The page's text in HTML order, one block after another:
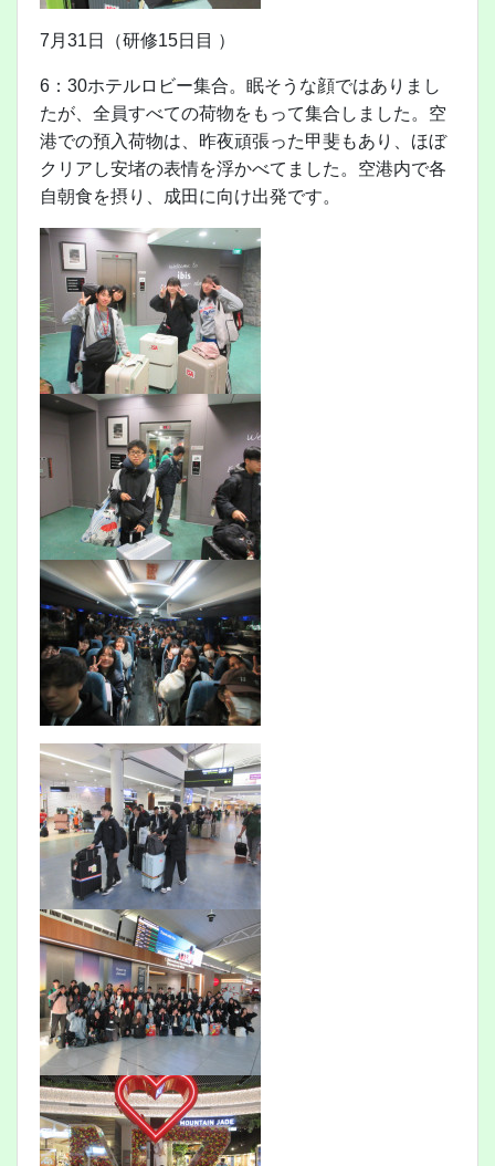
7月31日（研修15日目 ）
6：30ホテルロビー集合。眠そうな顔ではありまし
たが、全員すべての荷物をもって集合しました。空
港での預入荷物は、昨夜頑張った甲斐もあり、ほぼ
クリアし安堵の表情を浮かべてました。空港内で各
自朝食を摂り、成田に向け出発です。